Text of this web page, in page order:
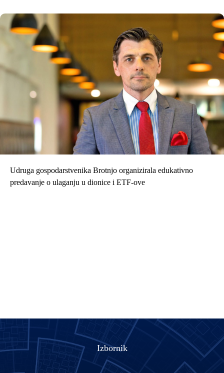
Udruga gospodarstvenika Brotnjo organizirala edukativno
predavanje o ulaganju u dionice i ETF-ove
Izbornik